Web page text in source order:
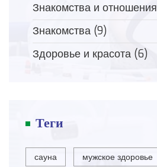
Знакомства и отношения
Знакомства (9)
Здоровье и красота (6)
Теги
сауна мужское здоровье